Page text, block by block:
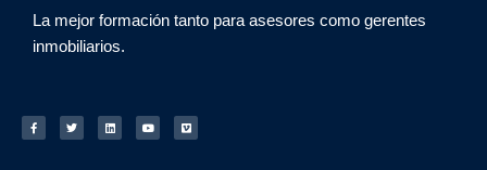
La mejor formación tanto para asesores como gerentes
inmobiliarios.